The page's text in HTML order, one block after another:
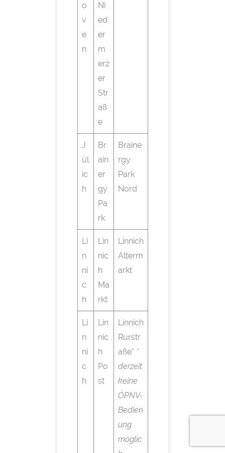
o
v
e
n
Ni
ed
er
m
erz
er
Str
aß
e
J
ül
ic
h
Br
ain
er
gy
Pa
rk
Braine
rgy
Park
Nord
Li
n
ni
c
h
Lin
nic
h
Ma
rkt
Linnich
Alterm
arkt
Li
n
ni
c
h
Lin
nic
h
Po
st
Linnich
Rurstr
aße* *
derzeit
keine
ÖPNV-
Bedien
ung
möglic